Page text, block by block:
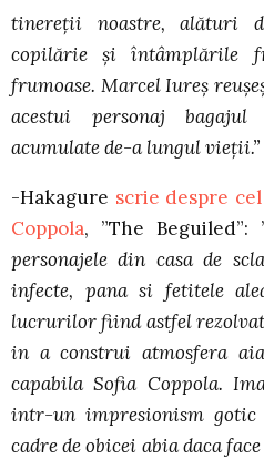
tinereții noastre, alături
copilărie și întâmplările
frumoase. Marcel Iureș
acestui personaj
acumulate de-a lungul vieții.”
-Hakagure scrie despre
Coppola, ”The Beguiled”:
personajele din casa de
infecte, pana si fetitele
lucrurilor fiind astfel
in a construi atmosfera
capabila Sofia Coppola.
intr-un impresionism
cadre de obicei abia daca